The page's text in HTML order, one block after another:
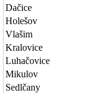
Dačice
Holešov
Vlašim
Kralovice
Luhačovice
Mikulov
Sedlčany